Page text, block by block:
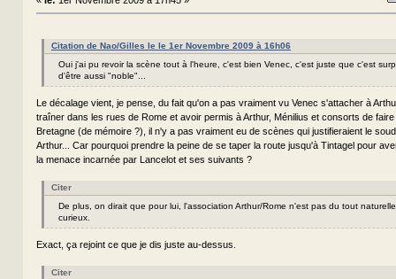
Citation de Nao/Gilles le le 1er Novembre 2009 à 16h06
Oui j'ai pu revoir la scène tout à l'heure, c'est bien Venec, c'est juste que c'est
d'être aussi "noble"...
Le décalage vient, je pense, du fait qu'on a pas vraiment vu Venec s'attacher à
traîner dans les rues de Rome et avoir permis à Arthur, Ménilius et consorts de
Bretagne (de mémoire ?), il n'y a pas vraiment eu de scènes qui justifieraient le
Arthur... Car pourquoi prendre la peine de se taper la route jusqu'à Tintagel pour
la menace incarnée par Lancelot et ses suivants ?
Citer
De plus, on dirait que pour lui, l'association Arthur/Rome n'est pas du tout
curieux.
Exact, ça rejoint ce que je dis juste au-dessus.
Citer